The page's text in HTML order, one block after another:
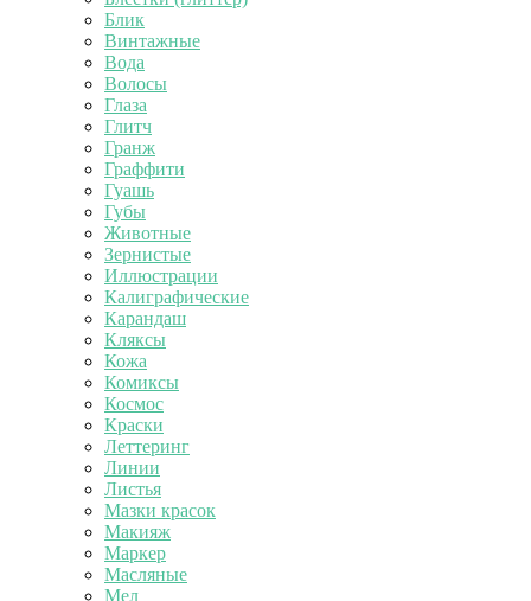
Блик
Винтажные
Вода
Волосы
Глаза
Глитч
Гранж
Граффити
Гуашь
Губы
Животные
Зернистые
Иллюстрации
Калиграфические
Карандаш
Кляксы
Кожа
Комиксы
Космос
Краски
Леттеринг
Линии
Листья
Мазки красок
Макияж
Маркер
Масляные
Мел